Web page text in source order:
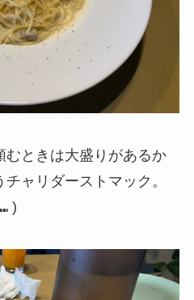
むときは大盛りがあるか
ャリダーストマック。
)